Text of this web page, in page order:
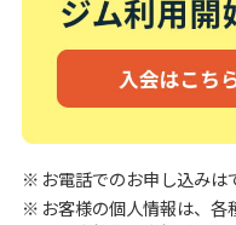
お電話でのお申し込みは
お客様の個人情報は、